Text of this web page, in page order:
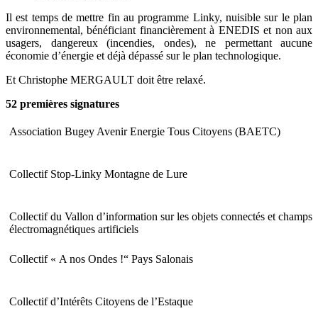
Il est temps de mettre fin au programme Linky, nuisible sur le plan
environnemental, bénéficiant financièrement à ENEDIS et non aux
usagers, dangereux (incendies, ondes), ne permettant aucune
économie d’énergie et déjà dépassé sur le plan technologique.
Et Christophe MERGAULT doit être relaxé.
52 premières signatures
Association Bugey Avenir Energie Tous Citoyens (BAETC)
Collectif Stop-Linky Montagne de Lure
Collectif du Vallon d’information sur les objets connectés et champs
électromagnétiques artificiels
Collectif « A nos Ondes !“ Pays Salonais
Collectif d’Intérêts Citoyens de l’Estaque